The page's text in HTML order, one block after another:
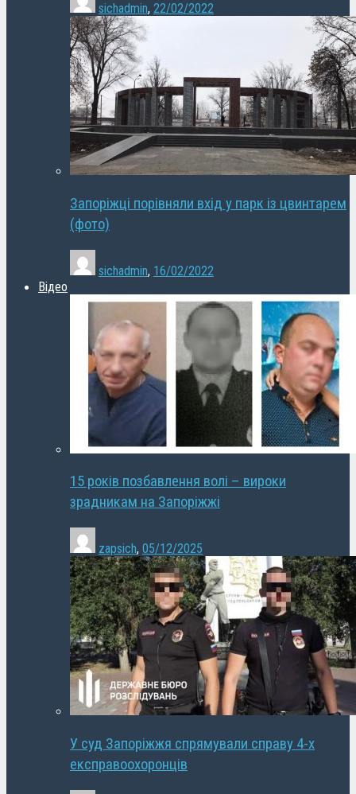
sichadmin, 22/02/2022
Запоріжці порівняли вхід у парк із цвинтарем
(фото)
sichadmin, 16/02/2022
Відео
15 років позбавлення волі – вироки
зрадникам на Запоріжжі
zapsich, 05/12/2025
У суд Запоріжжя спрямували справу 4-х
експравоохоронців